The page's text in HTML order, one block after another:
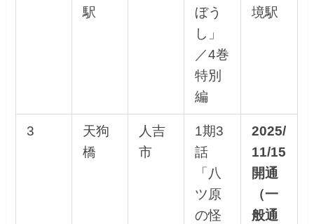
駅
ぼう
し」
／4巻
特別
編
境駅
3
天狗
橋
人吉
市
1期3
話
「八
ツ原
の怪
2025/
11/15
開通
（一
般通